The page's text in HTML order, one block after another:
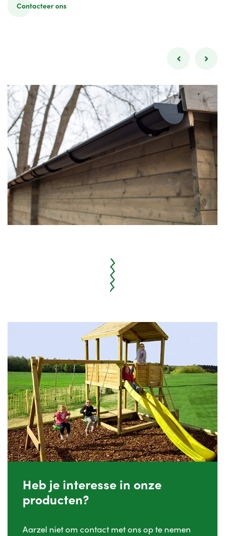
Contacteer ons
Heb je interesse in onze
producten?
Aarzel niet om contact met ons op te nemen